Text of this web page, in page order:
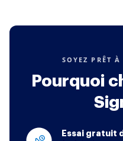
SOYEZ PRÊT
Pourquoi
Essai gratuit